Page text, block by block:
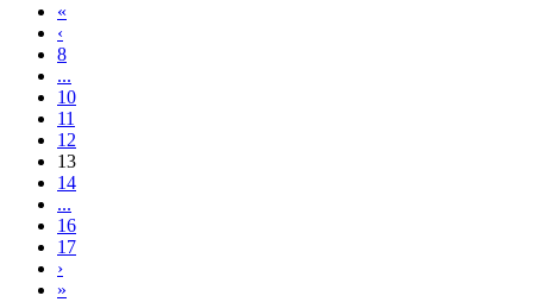
«
‹
8
...
10
11
12
13
14
...
16
17
›
»